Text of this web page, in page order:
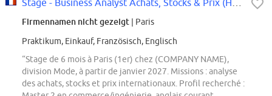
Firmennamen nicht gezeigt | Paris
Praktikum, Einkauf, Französisch, Englisch
“Stage de 6 mois à Paris (1er) chez (COMPANY NAME),
division Mode, à partir de janvier 2027. Missions : analyse
des achats, stocks et prix internationaux. Profil recherché :